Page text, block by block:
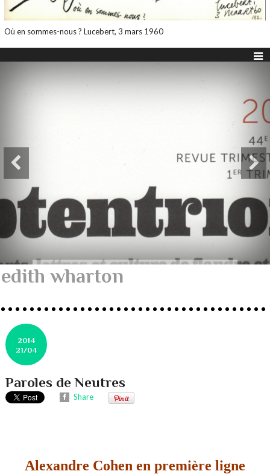
Où en sommes-nous ? Lucebert, 3 mars 1960
edith wharton
2014
21/04
Paroles de Neutres
Share
Alexandre Cohen en première ligne